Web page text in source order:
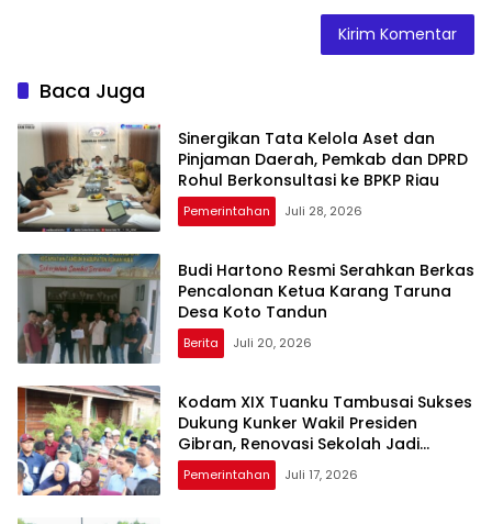
Baca Juga
Sinergikan Tata Kelola Aset dan
Pinjaman Daerah, Pemkab dan DPRD
Rohul Berkonsultasi ke BPKP Riau
Pemerintahan Juli 28, 2026
Budi Hartono Resmi Serahkan Berkas
Pencalonan Ketua Karang Taruna
Desa Koto Tandun
Berita Juli 20, 2026
Kodam XIX Tuanku Tambusai Sukses
Dukung Kunker Wakil Presiden
Gibran, Renovasi Sekolah Jadi
Sorotan Utama
Pemerintahan Juli 17, 2026